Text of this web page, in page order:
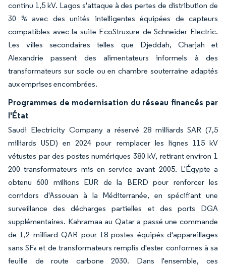
continu 1,5 kV. Lagos s'attaque à des pertes de distribution de
30 % avec des unités intelligentes équipées de capteurs
compatibles avec la suite EcoStruxure de Schneider Electric.
Les villes secondaires telles que Djeddah, Charjah et
Alexandrie passent des alimentateurs informels à des
transformateurs sur socle ou en chambre souterraine adaptés
aux emprises encombrées.
Programmes de modernisation du réseau financés par
l'État
Saudi Electricity Company a réservé 28 milliards SAR (7,5
milliards USD) en 2024 pour remplacer les lignes 115 kV
vétustes par des postes numériques 380 kV, retirant environ 1
200 transformateurs mis en service avant 2005. L'Égypte a
obtenu 600 millions EUR de la BERD pour renforcer les
corridors d'Assouan à la Méditerranée, en spécifiant une
surveillance des décharges partielles et des ports DGA
supplémentaires. Kahramaa au Qatar a passé une commande
de 1,2 milliard QAR pour 18 postes équipés d'appareillages
sans SF₆ et de transformateurs remplis d'ester conformes à sa
feuille de route carbone 2030. Dans l'ensemble, ces